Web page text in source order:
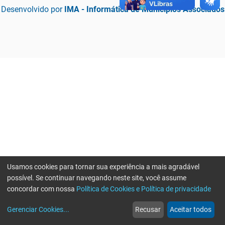
Desenvolvido por IMA - Informática de Municípios Associados
web
Notícias
more_horiz
Mais
Usamos cookies para tornar sua experiência a mais agradável
possível. Se continuar navegando neste site, você assume
concordar com nossa Política de Cookies e Política de privacidade
Gerenciar Cookies... Recusar Aceitar todos
Erro ao enviar informações, por favor tente novamente